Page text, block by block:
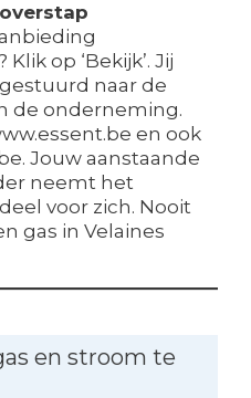
op ‘Bekijk’. Jij
naar de
de onderneming.
en ook
Jouw aanstaande
neemt het
voor zich. Nooit
gas in Velaines
en stroom te